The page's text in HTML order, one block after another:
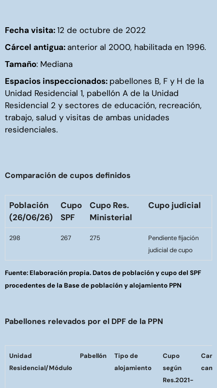
Fecha visita:12 de octubre de 2022
Cárcel antigua:anterior al 2000, habilitada en 1996.
Tamaño: Mediana
Espacios inspeccionados: pabellones B, F y H de la
Unidad Residencial 1, pabellón A de la Unidad
Residencial 2 y sectores de educación, recreación,
trabajo, salud y visitas de ambas unidades
residenciales.
Comparación de cupos definidos
Población
(26/06/26)
Cupo
SPF
Cupo Res.
Ministerial
Cupo judicial
298 267 275
Pendiente fijación
judicial de cupo
Fuente: Elaboración propia. Datos de población y cupo del SPF
procedentes de la Base de población y alojamiento PPN
Pabellones relevados por el DPF de la PPN
Unidad
Residencial/Módulo
Pabellón
Tipo de
alojamiento
Cupo
según
Res.2021-